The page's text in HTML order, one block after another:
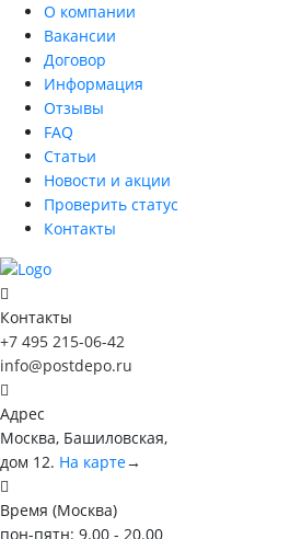
О компании
Вакансии
Договор
Информация
Отзывы
FAQ
Статьи
Новости и акции
Проверить статус
Контакты
Контакты
+7 495 215-06-42
info@postdepo.ru
Адрес
Москва, Башиловская,
дом 12. На карте→
Время (Москва)
пон-пятн: 9.00 - 20.00